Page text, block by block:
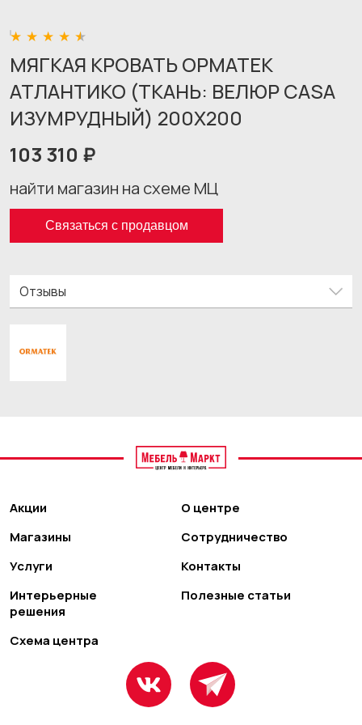
МЯГКАЯ КРОВАТЬ ОРМАТЕК
АТЛАНТИКО (ТКАНЬ: ВЕЛЮР CASA
ИЗУМРУДНЫЙ) 200X200
103 310 ₽
найти магазин на схеме МЦ
Связаться с продавцом
Отзывы
Акции
Магазины
Услуги
Интерьерные
решения
Схема центра
О центре
Сотрудничество
Контакты
Полезные статьи